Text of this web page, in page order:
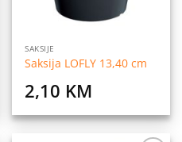
SAKSIJE
Saksija LOFLY 13,40 cm
2,10 KM